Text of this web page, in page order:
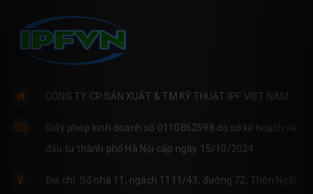
CÔNG TY CP SẢN XUẤT & TM KỸ THUẬT IPF VIỆT NAM
Giấy phép kinh doanh số 0110862598 do sở kế hoạch và
đầu tư thành phố Hà Nội cấp ngày 15/10/2024
Địa chỉ: Số nhà 11, ngách 1111/43, đường 72, Thôn Ngãi